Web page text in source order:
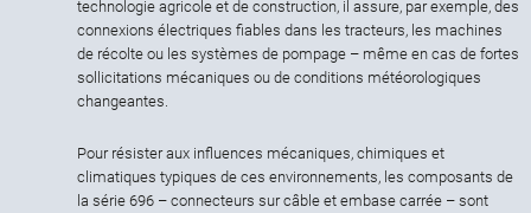
technologie agricole et de construction, il assure, par exemple, des
connexions électriques fiables dans les tracteurs, les machines
de récolte ou les systèmes de pompage – même en cas de fortes
sollicitations mécaniques ou de conditions météorologiques
changeantes.
Pour résister aux influences mécaniques, chimiques et
climatiques typiques de ces environnements, les composants de
la série 696 – connecteurs sur câble et embase carrée – sont